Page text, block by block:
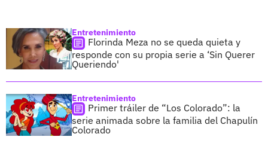
Entretenimiento
Florinda Meza no se queda quieta y
responde con su propia serie a ‘Sin Querer
Queriendo'
Entretenimiento
Primer tráiler de “Los Colorado”: la
serie animada sobre la familia del Chapulín
Colorado